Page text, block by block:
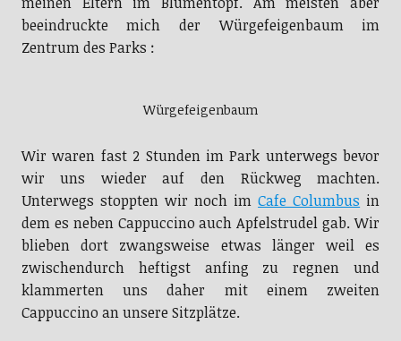
beeindruckte mich der Würgefeigenbaum im
Zentrum des Parks :
Würgefeigenbaum
Wir waren fast 2 Stunden im Park unterwegs bevor
wir uns wieder auf den Rückweg machten.
Unterwegs stoppten wir noch imCafe Columbus in
dem es neben Cappuccino auch Apfelstrudel gab. Wir
blieben dort zwangsweise etwas länger weil es
zwischendurch heftigst anfing zu regnen und
klammerten uns daher mit einem zweiten
Cappuccino an unsere Sitzplätze.